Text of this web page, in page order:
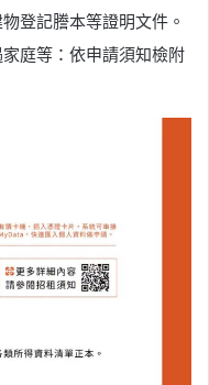
登記謄本等證明文件。
庭等：依申請須知檢附